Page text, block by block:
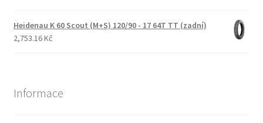
Heidenau K 60 Scout (M+S) 120/90 - 17 64T TT (zadní)
2,753.16 Kč
Informace